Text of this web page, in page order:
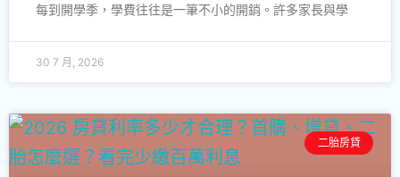
每到開學季，學費往往是一筆不小的開銷。許多家長與學
30 7 月, 2026
二胎房貸